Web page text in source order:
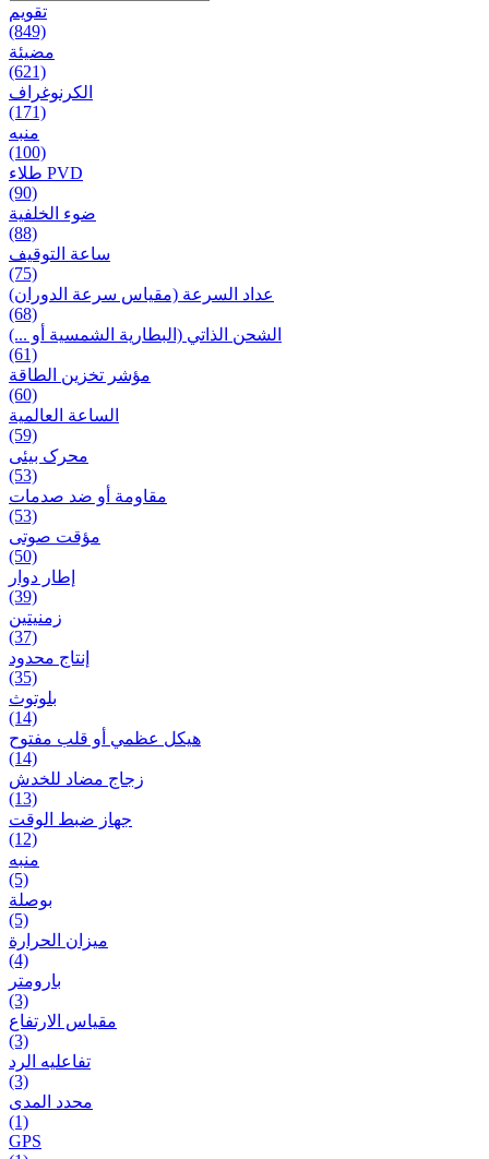
تقويم
(849)
مضيئة
(621)
الكرنوغراف
(171)
منبه
(100)
طلاء PVD
(90)
ضوء الخلفية
(88)
ساعة التوقيف
(75)
عداد السرعة (مقياس سرعة الدوران)
(68)
الشحن الذاتي (البطارية الشمسية أو ...)
(61)
مؤشر تخزين الطاقة
(60)
الساعة العالمية
(59)
محرک بیئی
(53)
مقاومة أو ضد صدمات
(53)
مؤقت صوتی
(50)
إطار دوار
(39)
زمنیتین
(37)
إنتاج محدود
(35)
بلوتوث
(14)
هيكل عظمي أو قلب مفتوح
(14)
زجاج مضاد للخدش
(13)
جهاز ضبط الوقت
(12)
منبه
(5)
بوصلة
(5)
ميزان الحرارة
(4)
بارومتر
(3)
مقياس الارتفاع
(3)
تفاعلیه الرد
(3)
محدد المدى
(1)
GPS